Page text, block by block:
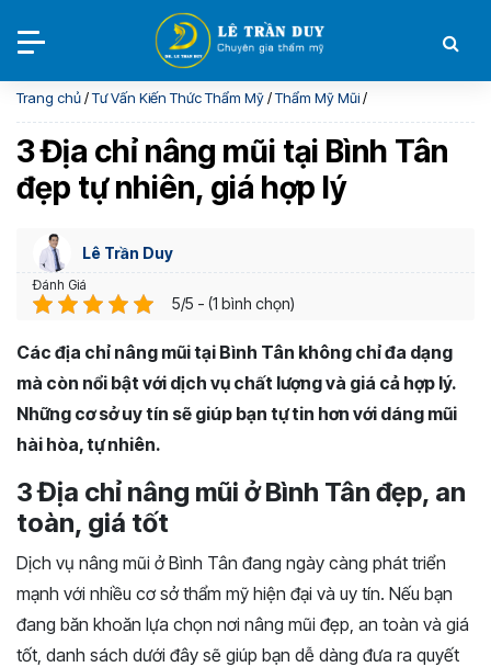
Trang chủ/Tư Vấn Kiến Thức Thẩm Mỹ/Thẩm Mỹ Mũi/
3 Địa chỉ nâng mũi tại Bình Tân
đẹp tự nhiên, giá hợp lý
Lê Trần Duy
Đánh Giá
5/5 - (1 bình chọn)
Các địa chỉ nâng mũi tại Bình Tân không chỉ đa dạng
mà còn nổi bật với dịch vụ chất lượng và giá cả hợp lý.
Những cơ sở uy tín sẽ giúp bạn tự tin hơn với dáng mũi
hài hòa, tự nhiên.
3 Địa chỉ nâng mũi ở Bình Tân đẹp, an
toàn, giá tốt
Dịch vụ nâng mũi ở Bình Tân đang ngày càng phát triển
mạnh với nhiều cơ sở thẩm mỹ hiện đại và uy tín. Nếu bạn
đang băn khoăn lựa chọn nơi nâng mũi đẹp, an toàn và giá
tốt, danh sách dưới đây sẽ giúp bạn dễ dàng đưa ra quyết